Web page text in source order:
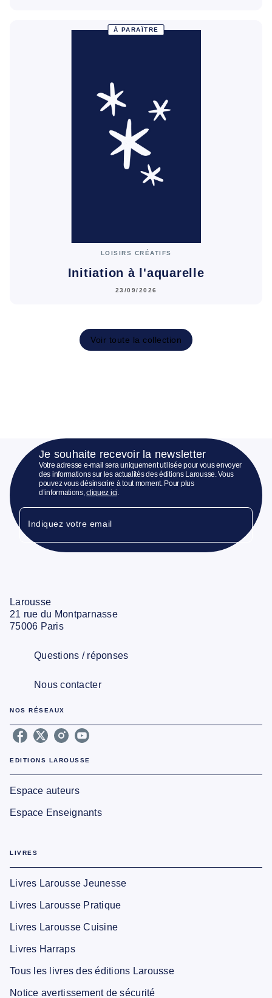
À PARAÎTRE
LOISIRS CRÉATIFS
Initiation à l'aquarelle
23/09/2026
Voir toute la collection
Je souhaite recevoir la newsletter
Votre adresse e-mail sera uniquement utilisée pour vous envoyer
des informations sur les actualités des éditions Larousse. Vous
pouvez vous désinscrire à tout moment. Pour plus
d’informations,cliquez ici.
Indiquez votre email
Larousse
21 rue du Montparnasse
75006 Paris
Questions / réponses
Nous contacter
NOS RÉSEAUX
EDITIONS LAROUSSE
Espace auteurs
Espace Enseignants
LIVRES
Livres Larousse Jeunesse
Livres Larousse Pratique
Livres Larousse Cuisine
Livres Harraps
Tous les livres des éditions Larousse
Notice avertissement de sécurité